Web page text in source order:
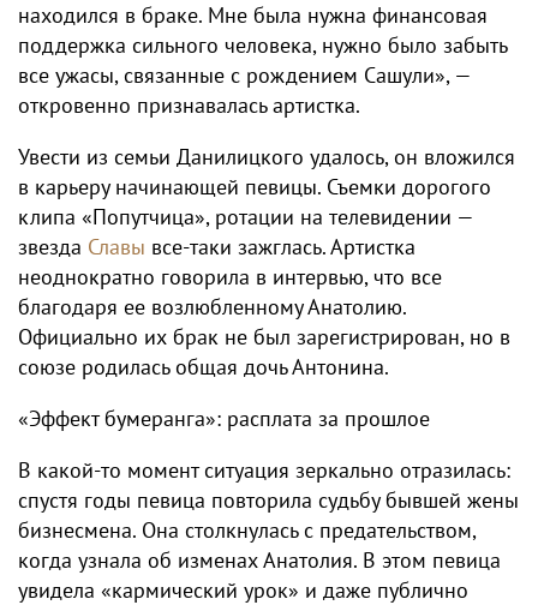
находился в браке. Мне была нужна финансовая
поддержка сильного человека, нужно было забыть
все ужасы, связанные с рождением Сашули», —
откровенно признавалась артистка.
Увести из семьи Данилицкого удалось, он вложился
в карьеру начинающей певицы. Съемки дорогого
клипа «Попутчица», ротации на телевидении —
звезда Славы все-таки зажглась. Артистка
неоднократно говорила в интервью, что все
благодаря ее возлюбленному Анатолию.
Официально их брак не был зарегистрирован, но в
союзе родилась общая дочь Антонина.
«Эффект бумеранга»: расплата за прошлое
В какой-то момент ситуация зеркально отразилась:
спустя годы певица повторила судьбу бывшей жены
бизнесмена. Она столкнулась с предательством,
когда узнала об изменах Анатолия. В этом певица
увидела «кармический урок» и даже публично